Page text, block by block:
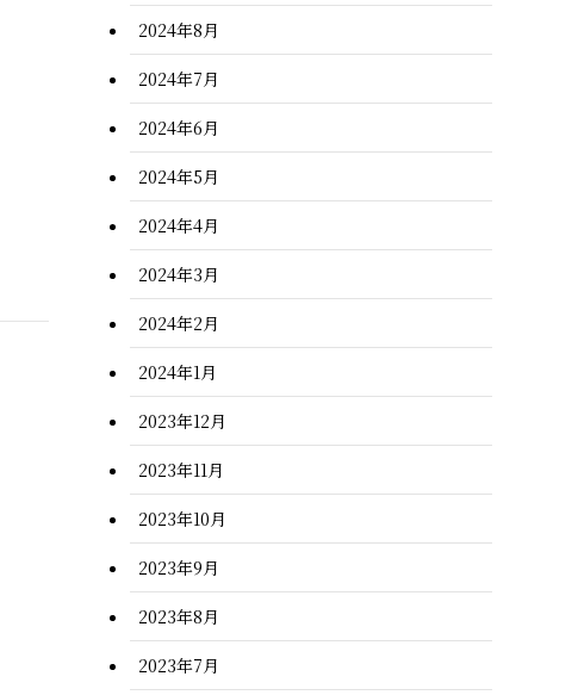
2024年8月
2024年7月
2024年6月
2024年5月
2024年4月
2024年3月
2024年2月
2024年1月
2023年12月
2023年11月
2023年10月
2023年9月
2023年8月
2023年7月